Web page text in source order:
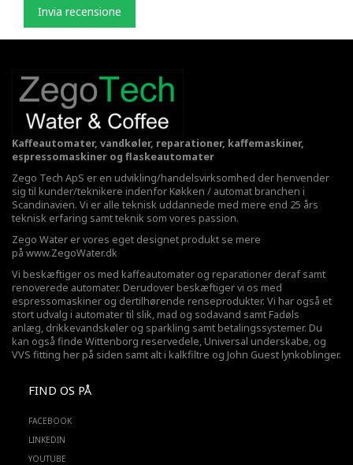
Invia recensione
Kaffeautomater, vandkøler, reparationer, kaffemaskiner,
espressomaskiner og flaskeautomater
Zego Tech ApS er en udvikling/handelsvirksomhed der henvender
sig til kunder/teknikere indenfor Køkken / automat branchen i
Scandinavien. Vi er alle teknisk uddannede med mere end 25 års
teknisk erfaring samt teknik som vores passion.
Zego Water er vores eget designet produkt se mere
på www.ZegoWater.dk
Vi beskæftiger os med kaffeautomater og reparationer deraf samt
renoverede automater. Derudover beskæftiger vi os med
espressomaskiner og dertilhørende renseprodukter. Vi har også et
stort udvalg i automater til slik, mad og sodavand samt Fadøls
anlæg, drikkevandskøler og sparkling samt betalingssystemer. Du
kan også finde Wittenborg reservedele, Universal underskabe, og
VVS fitting her på siden samt alt i kalkfiltre og John Guest lynkoblinger.
FIND OS PÅ
FACEBOOK
LINKEDIN
YOUTUBE